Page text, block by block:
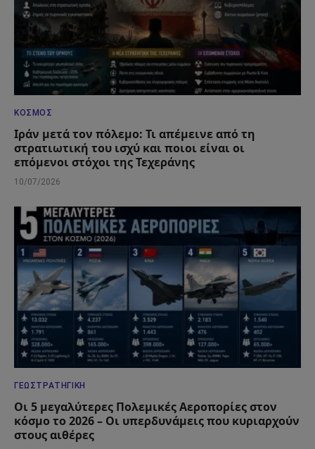
ΚΌΣΜΟΣ
Ιράν μετά τον πόλεμο: Τι απέμεινε από τη
στρατιωτική του ισχύ και ποιοι είναι οι
επόμενοι στόχοι της Τεχεράνης
10/07/2026
ΓΕΩΣΤΡΑΤΗΓΙΚΉ
Οι 5 μεγαλύτερες Πολεμικές Αεροπορίες στον
κόσμο το 2026 – Οι υπερδυνάμεις που κυριαρχούν
στους αιθέρες